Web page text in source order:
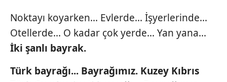
Noktayı koyarken... Evlerde... İşyerlerinde...
Otellerde... O kadar çok yerde... Yan yana...
İki şanlı bayrak.
Türk bayrağı... Bayrağımız. Kuzey Kıbrıs